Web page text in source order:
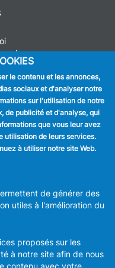
confidentialité
le contenu et les annonces,
sociaux et d'analyser notre
sur l'utilisation de notre
de publicité et d'analyse, qui
que vous leur avez
utilisation de leurs services.
à utiliser notre site Web.
de générer des
utiles à l'amélioration du
proposés sur les
à notre site afin de nous
contenu avec votre